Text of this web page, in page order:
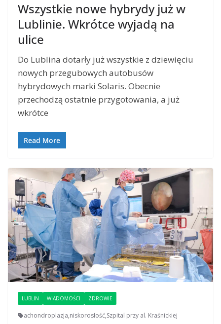
Wszystkie nowe hybrydy już w
Lublinie. Wkrótce wyjadą na
ulice
Do Lublina dotarły już wszystkie z dziewięciu
nowych przegubowych autobusów
hybrydowych marki Solaris. Obecnie
przechodzą ostatnie przygotowania, a już
wkrótce
Read More
LUBLIN WIADOMOŚCI ZDROWIE
achondroplazja,niskorosłość,Szpital przy al. Kraśnickiej